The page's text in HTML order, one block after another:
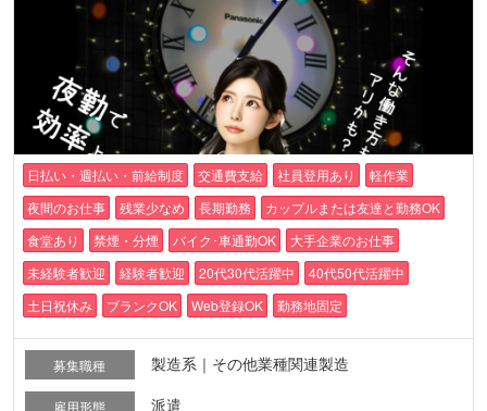
日払い・週払い・前給制度 交通費支給 社員登用あり
軽作業
夜間のお仕事
残業少なめ 長期勤務
カップルまたは友達と勤務OK
食堂あり
禁煙・分煙 バイク･車通勤OK
大手企業のお仕事
未経験者歓迎
経験者歓迎 20代30代活躍中
40代50代活躍中
土日祝休み
ブランクOK Web登録OK 勤務地固定
募集職種 製造系｜その他業種関連製造
雇用形態 派遣